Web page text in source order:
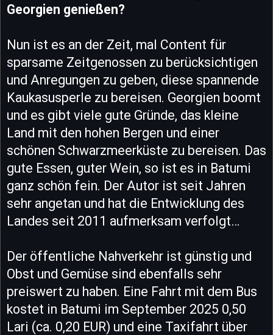
Georgien genießen?
Nun ist es an der Zeit, mal Content für
sparsame Zeitgenossen zu berücksichtigen
und Anregungen zu geben, diese spannende
Kaukasusperle zu bereisen. Georgien boomt
und es gibt viele gute Gründe, das kleine
Land mit den hohen Bergen und einer
schönen Schwarzmeerküste zu bereisen. Das
gute Essen, guter Wein, so ist es in Batumi
ganz schön fein. Der Autor ist seit Jahren
sehr angetan und hat die Entwicklung des
Landes seit 2011 aufmerksam verfolgt…
Der öffentliche Nahverkehr ist günstig und
Obst und Gemüse sind ebenfalls sehr
preiswert zu haben. Eine Fahrt mit dem Bus
kostet in Batumi im September 2025 0,50
Lari (ca. 0,20 EUR) und eine Taxifahrt über